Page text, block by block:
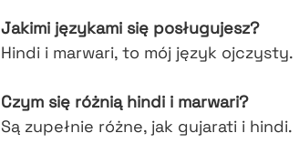
Jakimi językami się posługujesz?
Hindi i marwari, to mój język ojczysty.
Czym się różnią hindi i marwari?
Są zupełnie różne, jak gujarati i hindi.